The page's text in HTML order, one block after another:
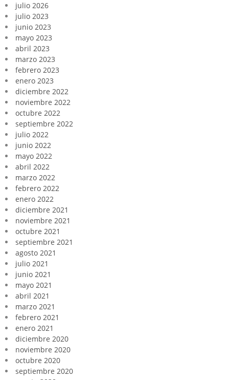
julio 2026
julio 2023
junio 2023
mayo 2023
abril 2023
marzo 2023
febrero 2023
enero 2023
diciembre 2022
noviembre 2022
octubre 2022
septiembre 2022
julio 2022
junio 2022
mayo 2022
abril 2022
marzo 2022
febrero 2022
enero 2022
diciembre 2021
noviembre 2021
octubre 2021
septiembre 2021
agosto 2021
julio 2021
junio 2021
mayo 2021
abril 2021
marzo 2021
febrero 2021
enero 2021
diciembre 2020
noviembre 2020
octubre 2020
septiembre 2020